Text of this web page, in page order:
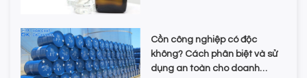
Cồn công nghiệp có độc
không? Cách phân biệt và sử
dụng an toàn cho doanh